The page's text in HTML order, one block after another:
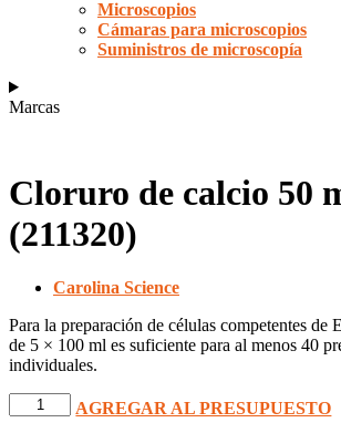
Microscopios
Cámaras para microscopios
Suministros de microscopía
Marcas
Cloruro de calcio 50
(211320)
Carolina Science
Para la preparación de células competentes de
de 5 × 100 ml es suficiente para al menos 40
individuales.
Cloruro
de
AGREGAR AL PRESUPUESTO